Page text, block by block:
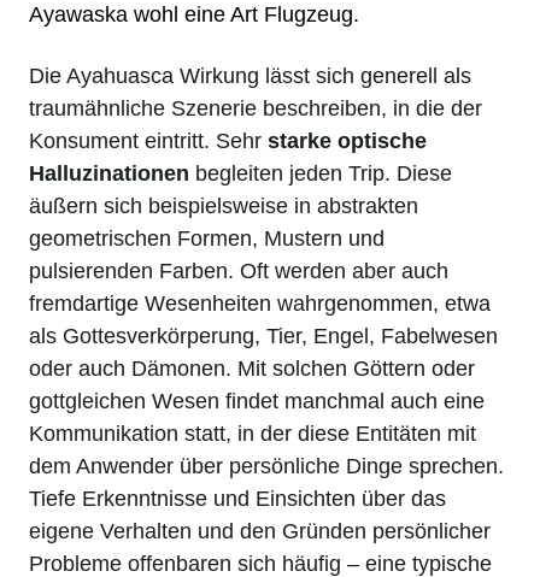
Ayawaska wohl eine Art Flugzeug.
Die Ayahuasca Wirkung lässt sich generell als
traumähnliche Szenerie beschreiben, in die der
Konsument eintritt. Sehr starke optische
Halluzinationen begleiten jeden Trip. Diese
äußern sich beispielsweise in abstrakten
geometrischen Formen, Mustern und
pulsierenden Farben. Oft werden aber auch
fremdartige Wesenheiten wahrgenommen, etwa
als Gottesverkörperung, Tier, Engel, Fabelwesen
oder auch Dämonen. Mit solchen Göttern oder
gottgleichen Wesen findet manchmal auch eine
Kommunikation statt, in der diese Entitäten mit
dem Anwender über persönliche Dinge sprechen.
Tiefe Erkenntnisse und Einsichten über das
eigene Verhalten und den Gründen persönlicher
Probleme offenbaren sich häufig – eine typische